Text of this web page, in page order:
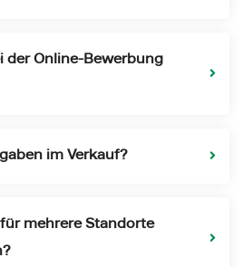
der Online-Bewerbung
im Verkauf?
mehrere Standorte